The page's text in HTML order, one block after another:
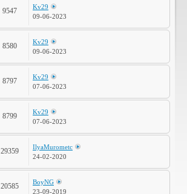
9547
Kv29
09-06-2023
8580
Kv29
09-06-2023
8797
Kv29
07-06-2023
8799
Kv29
07-06-2023
29359
IlyaMurometc
24-02-2020
20585
BoyNG
23-09-2019